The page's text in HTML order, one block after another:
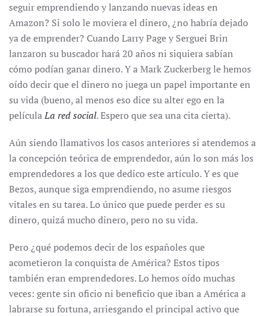
seguir emprendiendo y lanzando nuevas ideas en
Amazon? Si solo le moviera el dinero, ¿no habría dejado
ya de emprender? Cuando Larry Page y Serguei Brin
lanzaron su buscador hará 20 años ni siquiera sabían
cómo podían ganar dinero. Y a Mark Zuckerberg le hemos
oído decir que el dinero no juega un papel importante en
su vida (bueno, al menos eso dice su alter ego en la
películaLa red social. Espero que sea una cita cierta).
Aún siendo llamativos los casos anteriores si atendemos a
la concepción teórica de emprendedor, aún lo son más los
emprendedores a los que dedico este artículo. Y es que
Bezos, aunque siga emprendiendo, no asume riesgos
vitales en su tarea. Lo único que puede perder es su
dinero, quizá mucho dinero, pero no su vida.
Pero ¿qué podemos decir de los españoles que
acometieron la conquista de América? Estos tipos
también eran emprendedores. Lo hemos oído muchas
veces: gente sin oficio ni beneficio que iban a América a
labrarse su fortuna, arriesgando el principal activo que